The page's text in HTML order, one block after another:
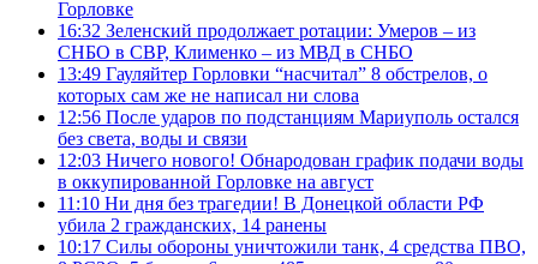
Горловке
16:32 Зеленский продолжает ротации: Умеров – из
СНБО в СВР, Клименко – из МВД в СНБО
13:49 Гауляйтер Горловки “насчитал” 8 обстрелов, о
которых сам же не написал ни слова
12:56 После ударов по подстанциям Мариуполь остался
без света, воды и связи
12:03 Ничего нового! Обнародован график подачи воды
в оккупированной Горловке на август
11:10 Ни дня без трагедии! В Донецкой области РФ
убила 2 гражданских, 14 ранены
10:17 Силы обороны уничтожили танк, 4 средства ПВО,